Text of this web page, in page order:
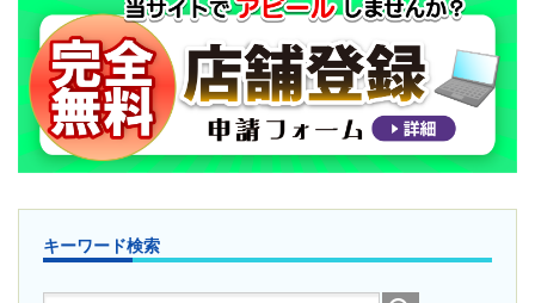
キーワード検索